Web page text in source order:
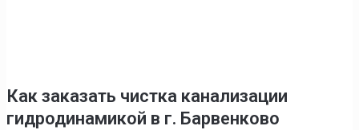
Как заказать чистка канализации
гидродинамикой в г. Барвенково